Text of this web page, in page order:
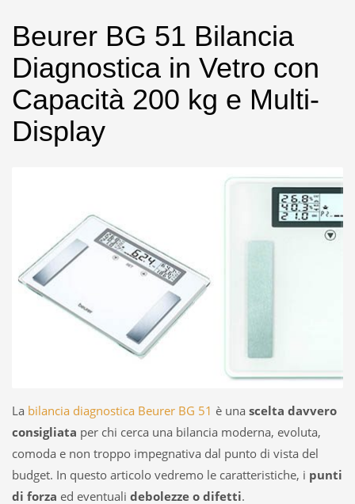
Beurer BG 51 Bilancia
Diagnostica in Vetro con
Capacità 200 kg e Multi-
Display
La bilancia diagnostica Beurer BG 51 è una scelta davvero
consigliata per chi cerca una bilancia moderna, evoluta,
comoda e non troppo impegnativa dal punto di vista del
budget. In questo articolo vedremo le caratteristiche, i punti
di forza ed eventuali debolezze o difetti.